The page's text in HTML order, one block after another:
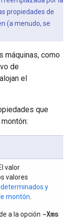
propiedades de
(a menudo, se
máquinas, como
de
el
que
valor
valores
y
montón
a la opción -Xms